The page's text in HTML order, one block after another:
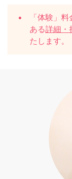
「体験」
ある詳細・
たします。